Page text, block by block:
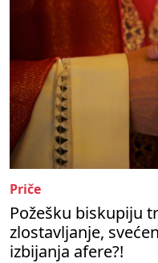
Priče
Požešku biskupiju
zlostavljanje,
izbijanja afere?!